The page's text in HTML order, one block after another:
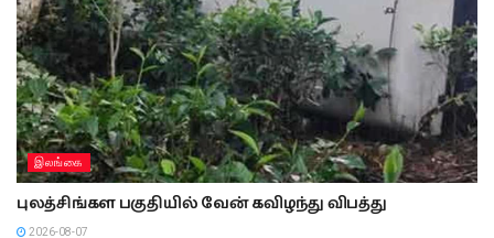
இலங்கை
புலத்சிங்கள பகுதியில் வேன் கவிழந்து விபத்து
2026-08-07